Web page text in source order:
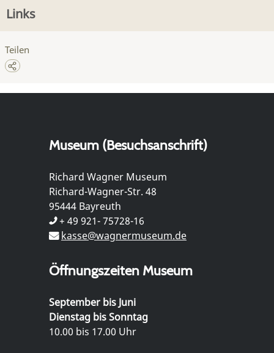
Links
Teilen
Museum (Besuchsanschrift)
Richard Wagner Museum
Richard-Wagner-Str. 48
95444 Bayreuth
+ 49 921- 75728-16
kasse@wagnermuseum.de
Öffnungszeiten Museum
September bis Juni
Dienstag bis Sonntag
10.00 bis 17.00 Uhr